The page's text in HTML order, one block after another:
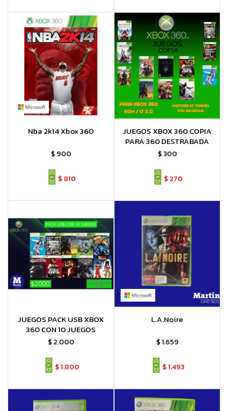
Nba 2k14 Xbox 360
$ 900
$810
JUEGOS XBOX 360 COPIA
PARA 360 DESTRABADA
$300
$270
JUEGOS PACK USB XBOX
360 CON 10 JUEGOS
$ 2.000
$1.800
L.A.Noire
$1.659
$1.493